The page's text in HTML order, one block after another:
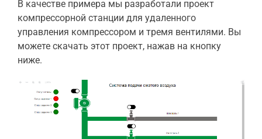
В качестве примера мы разработали проект
компрессорной станции для удаленного
управления компрессором и тремя вентилями. Вы
можете скачать этот проект, нажав на кнопку
ниже.